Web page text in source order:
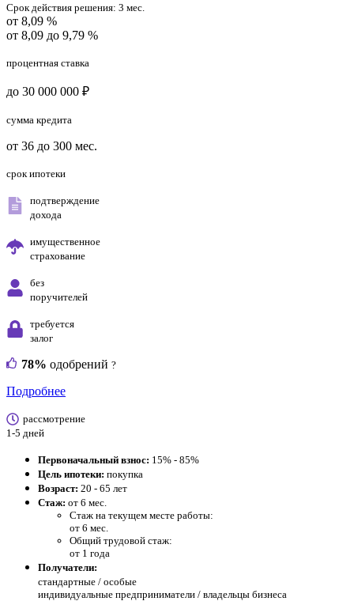
Срок действия решения: 3 мес.
от 8,09 %
от 8,09 до 9,79 %
процентная ставка
до 30 000 000 ₽
сумма кредита
от 36 до 300 мес.
срок ипотеки
подтверждение
дохода
имущественное
страхование
без
поручителей
требуется
залог
78% одобрений ?
Подробнее
рассмотрение
1-5 дней
Первоначальный взнос: 15% - 85%
Цель ипотеки: покупка
Возраст: 20 - 65 лет
Стаж: от 6 мес.
Стаж на текущем месте работы:
от 6 мес.
Общий трудовой стаж:
от 1 года
Получатели:
стандартные / особые
индивидуальные предприниматели / владельцы бизнеса